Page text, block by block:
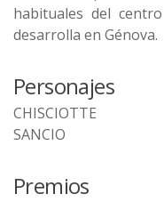
habituales del
desarrolla en Génova.
Personajes
CHISCIOTTE
SANCIO
Premios